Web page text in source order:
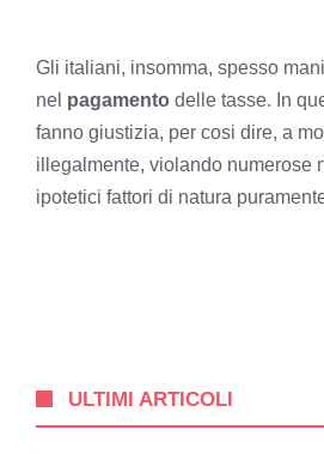
Gli italiani, insomma, spesso
nel pagamento delle tasse. In
fanno giustizia, per cosi dire, a
illegalmente, violando numerose
ipotetici fattori di natura
ULTIMI ARTICOLI